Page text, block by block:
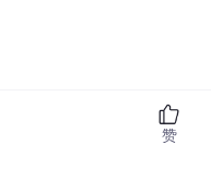
赞